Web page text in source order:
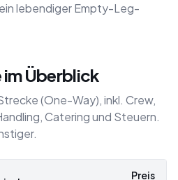
lebendiger Empty-Leg-
im Überblick
(One-Way), inkl. Crew,
Catering und Steuern.
Preis